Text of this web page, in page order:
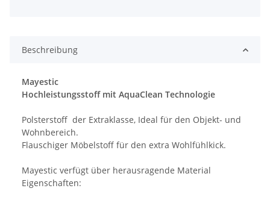
Beschreibung
Mayestic
Hochleistungsstoff mit AquaClean Technologie
Polsterstoff der Extraklasse, Ideal für den Objekt- und
Wohnbereich.
Flauschiger Möbelstoff für den extra Wohlfühlkick.
Mayestic verfügt über herausragende Material
Eigenschaften: